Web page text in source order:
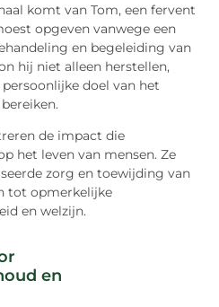
komt van Tom, een fervent
opgeven vanwege een
en begeleiding van
hij niet alleen herstellen,
doel van het
de impact die
het leven van mensen. Ze
zorg en toewijding van
tot opmerkelijke
en welzijn.
en